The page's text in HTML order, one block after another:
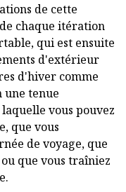
de cette
chaque itération
qui est ensuite
d'extérieur
d'hiver comme
une tenue
vous pouvez
que vous
de voyage, que
que vous traîniez